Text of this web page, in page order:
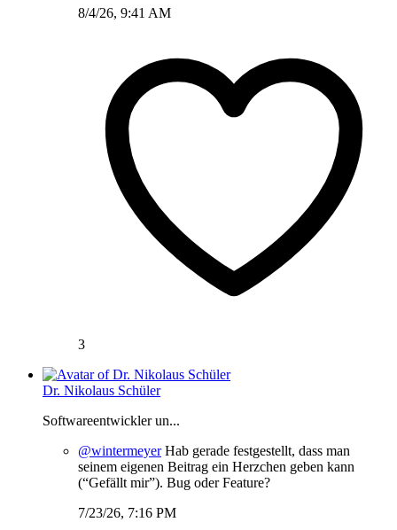
8/4/26, 9:41 AM
3
Dr. Nikolaus Schüler
Softwareentwickler un...
@wintermeyerHab gerade festgestellt, dass man
seinem eigenen Beitrag ein Herzchen geben kann
(“Gefällt mir”). Bug oder Feature?
7/23/26, 7:16 PM